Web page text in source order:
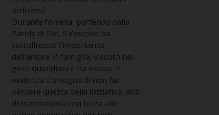
terlizzesi.
Durante l’omelia, partendo dalla
Parola di Dio, il Vescovo ha
sottolineato l’importanza
dell’amore in famiglia, vissuto nei
gesti quotidiani e ha messo in
evidenza il bisogno di non far
perdere questa bella iniziativa, anzi
di trasmetterla con forza alle